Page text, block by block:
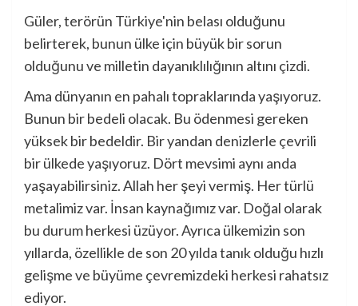
Güler, terörün Türkiye'nin belası olduğunu
belirterek, bunun ülke için büyük bir sorun
olduğunu ve milletin dayanıklılığının altını çizdi.
Ama dünyanın en pahalı topraklarında yaşıyoruz.
Bunun bir bedeli olacak. Bu ödenmesi gereken
yüksek bir bedeldir. Bir yandan denizlerle çevrili
bir ülkede yaşıyoruz. Dört mevsimi aynı anda
yaşayabilirsiniz. Allah her şeyi vermiş. Her türlü
metalimiz var. İnsan kaynağımız var. Doğal olarak
bu durum herkesi üzüyor. Ayrıca ülkemizin son
yıllarda, özellikle de son 20 yılda tanık olduğu hızlı
gelişme ve büyüme çevremizdeki herkesi rahatsız
ediyor.